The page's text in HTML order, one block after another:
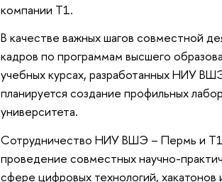
компании Т1.
В качестве важных шагов совместной
кадров по программам высшего
учебных курсах, разработанных НИУ
планируется создание профильных
университета.
Сотрудничество НИУ ВШЭ – Пермь и Т1
проведение совместных научно-
сфере цифровых технологий,